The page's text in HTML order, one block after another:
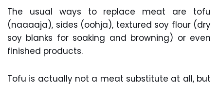
The usual ways to replace meat are tofu
(naaaaja), sides (oohja), textured soy flour (dry
soy blanks for soaking and browning) or even
finished products.
Tofu is actually not a meat substitute at all, but